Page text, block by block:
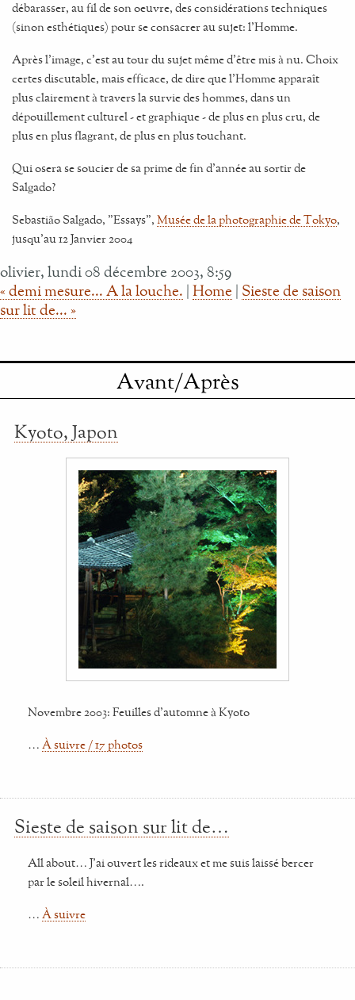
débarasser, au fil de son oeuvre, des considérations techniques
(sinon esthétiques) pour se consacrer au sujet: l'Homme.
Après l'image, c'est au tour du sujet même d'être mis à nu. Choix
certes discutable, mais efficace, de dire que l'Homme apparaît
plus clairement à travers la survie des hommes, dans un
dépouillement culturel - et graphique - de plus en plus cru, de
plus en plus flagrant, de plus en plus touchant.
Qui osera se soucier de sa prime de fin d'année au sortir de
Salgado?
Sebastião Salgado, "Essays",Musée de la photographie de Tokyo,
jusqu'au 12 Janvier 2004
olivier, lundi 08 décembre 2003, 8:59
« demi mesure... A la louche. | Home | Sieste de saison
sur lit de... »
Avant/Après
Kyoto, Japon
Novembre 2003: Feuilles d'automne à Kyoto
… À suivre / 17 photos
Sieste de saison sur lit de…
All about… J'ai ouvert les rideaux et me suis laissé bercer
par le soleil hivernal….
… À suivre